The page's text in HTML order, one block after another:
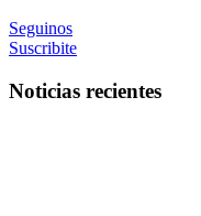
Seguinos
Suscribite
Noticias recientes